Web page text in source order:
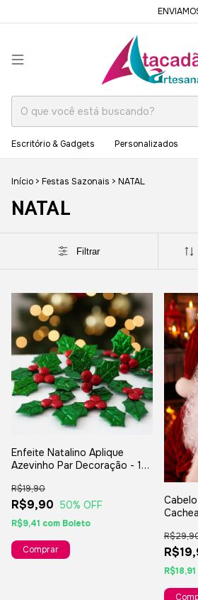
ENVIAMOS PARA TODO O
Escritório & Gadgets Personalizados
Início > Festas Sazonais > NATAL
NATAL
Filtrar
Enfeite Natalino Aplique
Azevinho Par Decoração - 10
R$9,90
R$19,90
50% OFF
R$9,41 com Boleto
R$18,91